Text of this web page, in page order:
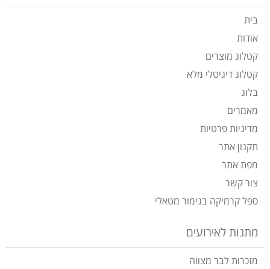
בית
אודות
קטלוג מוצרים
קטלוג דיגיטלי מלא
בלוג
מאמרים
מדיניות פרטיות
תקנון אתר
מפת אתר
צור קשר
ספל קרמיקה בגימור מטאלי
מתנות לאירועים
מזכרות לבר מצווה